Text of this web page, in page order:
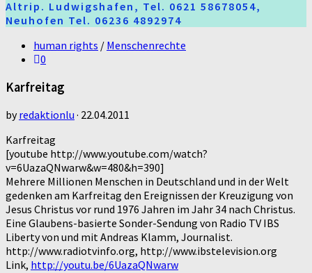
Altrip. Ludwigshafen, Tel. 0621 58678054,
Neuhofen Tel. 06236 4892974
human rights / Menschenrechte
0
Karfreitag
byredaktionlu · 22.04.2011
Karfreitag
[youtube http://www.youtube.com/watch?
v=6UazaQNwarw&w=480&h=390]
Mehrere Millionen Menschen in Deutschland und in der Welt
gedenken am Karfreitag den Ereignissen der Kreuzigung von
Jesus Christus vor rund 1976 Jahren im Jahr 34 nach Christus.
Eine Glaubens-basierte Sonder-Sendung von Radio TV IBS
Liberty von und mit Andreas Klamm, Journalist.
http://www.radiotvinfo.org, http://www.ibstelevision.org
Link, http://youtu.be/6UazaQNwarw